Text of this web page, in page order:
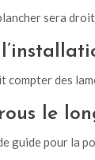
sera
compter des
le
guide pour la